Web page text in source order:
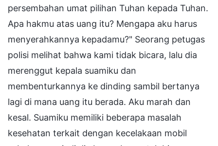
persembahan umat pilihan Tuhan kepada Tuhan.
Apa hakmu atas uang itu? Mengapa aku harus
menyerahkannya kepadamu?" Seorang petugas
polisi melihat bahwa kami tidak bicara, lalu dia
merenggut kepala suamiku dan
membenturkannya ke dinding sambil bertanya
lagi di mana uang itu berada. Aku marah dan
kesal. Suamiku memiliki beberapa masalah
kesehatan terkait dengan kecelakaan mobil